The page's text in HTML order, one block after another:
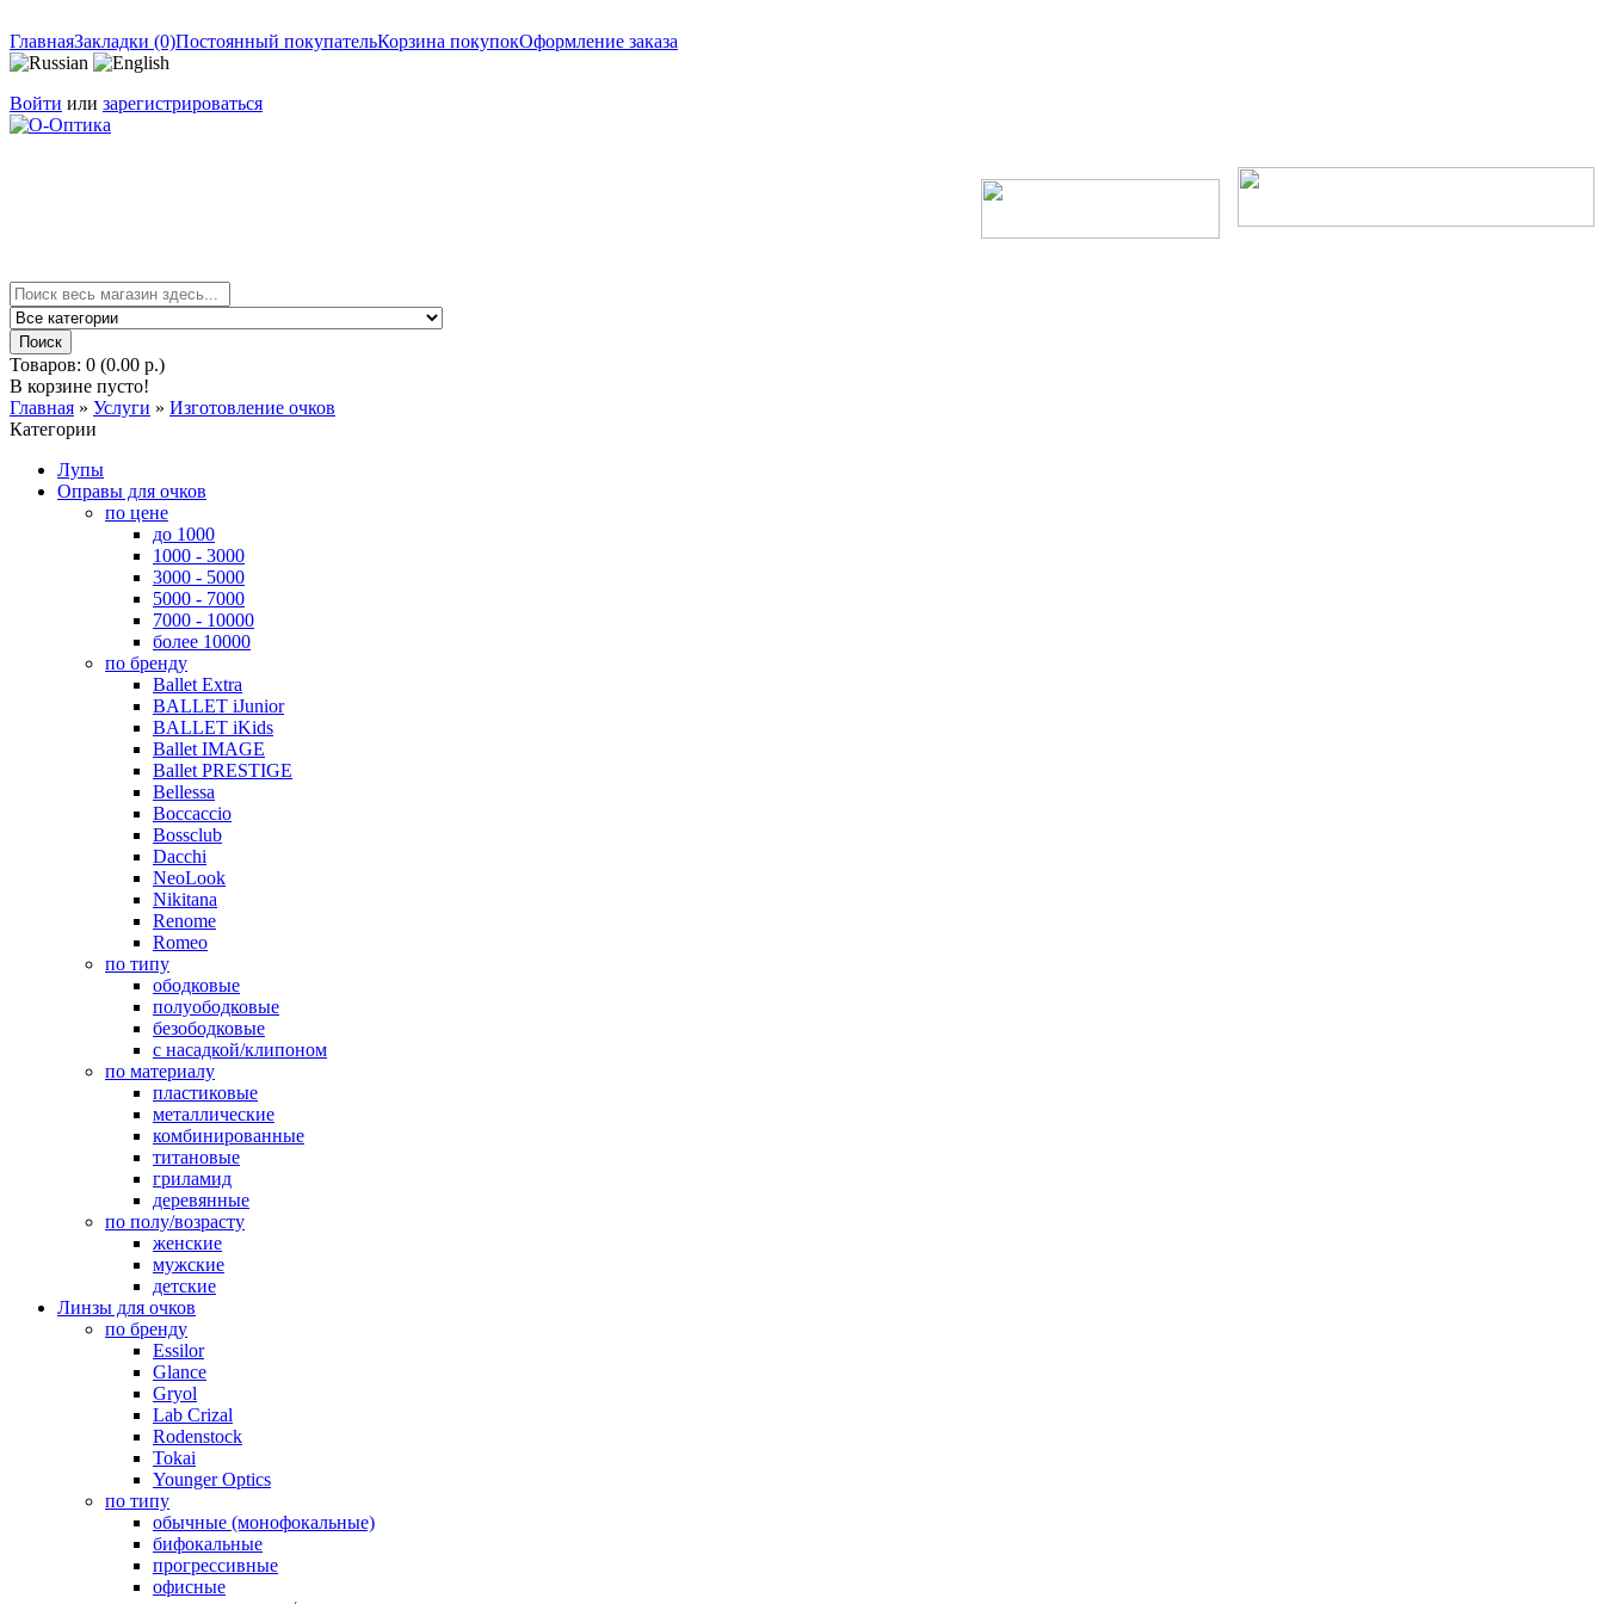
ГлавнаяЗакладки (0)Постоянный покупательКорзина покупокОформление заказа
Войти или зарегистрироваться
Товаров: 0 (0.00 р.)
В корзине пусто!
Главная » Услуги » Изготовление очков
Категории
Лупы
Оправы для очков
по цене
до 1000
1000 - 3000
3000 - 5000
5000 - 7000
7000 - 10000
более 10000
по бренду
Ballet Extra
BALLET iJunior
BALLET iKids
Ballet IMAGE
Ballet PRESTIGE
Bellessa
Boccaccio
Bossclub
Dacchi
NeoLook
Nikitana
Renome
Romeo
по типу
ободковые
полуободковые
безободковые
с насадкой/клипоном
по материалу
пластиковые
металлические
комбинированные
титановые
гриламид
деревянные
по полу/возрасту
женские
мужские
детские
Линзы для очков
по бренду
Essilor
Glance
Gryol
Lab Crizal
Rodenstock
Tokai
Younger Optics
по типу
обычные (монофокальные)
бифокальные
прогрессивные
офисные